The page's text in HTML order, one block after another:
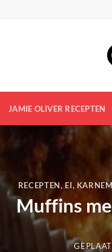
JAMIE OLIVER RECEPTEN
RECEPTEN,EI,
Muffins